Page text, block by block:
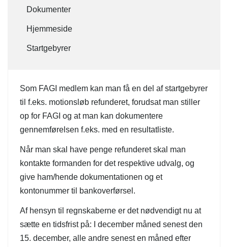
Dokumenter
Hjemmeside
Startgebyrer
Som FAGI medlem kan man få en del af startgebyrer
til f.eks. motionsløb refunderet, forudsat man stiller
op for FAGI og at man kan dokumentere
gennemførelsen f.eks. med en resultatliste.
Når man skal have penge refunderet skal man
kontakte formanden for det respektive udvalg, og
give ham/hende dokumentationen og et
kontonummer til bankoverførsel.
Af hensyn til regnskaberne er det nødvendigt nu at
sætte en tidsfrist på: I december måned senest den
15. december, alle andre senest en måned efter